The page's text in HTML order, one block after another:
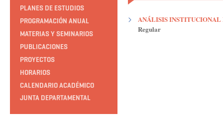
PLANES DE ESTUDIOS
PROGRAMACIÓN ANUAL
MATERIAS Y SEMINARIOS
PUBLICACIONES
PROYECTOS
HORARIOS
CALENDARIO ACADÉMICO
JUNTA DEPARTAMENTAL
ANÁLISIS INSTITUCIONAL
Regular